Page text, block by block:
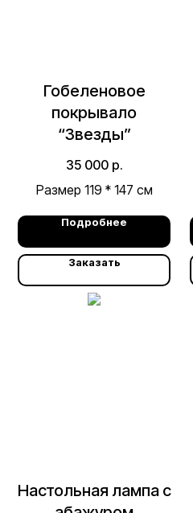
Гобеленовое
покрывало
“Звезды”
35 000 р.
Размер 119 * 147 см
Подробнее
Заказать
Настольная лампа с